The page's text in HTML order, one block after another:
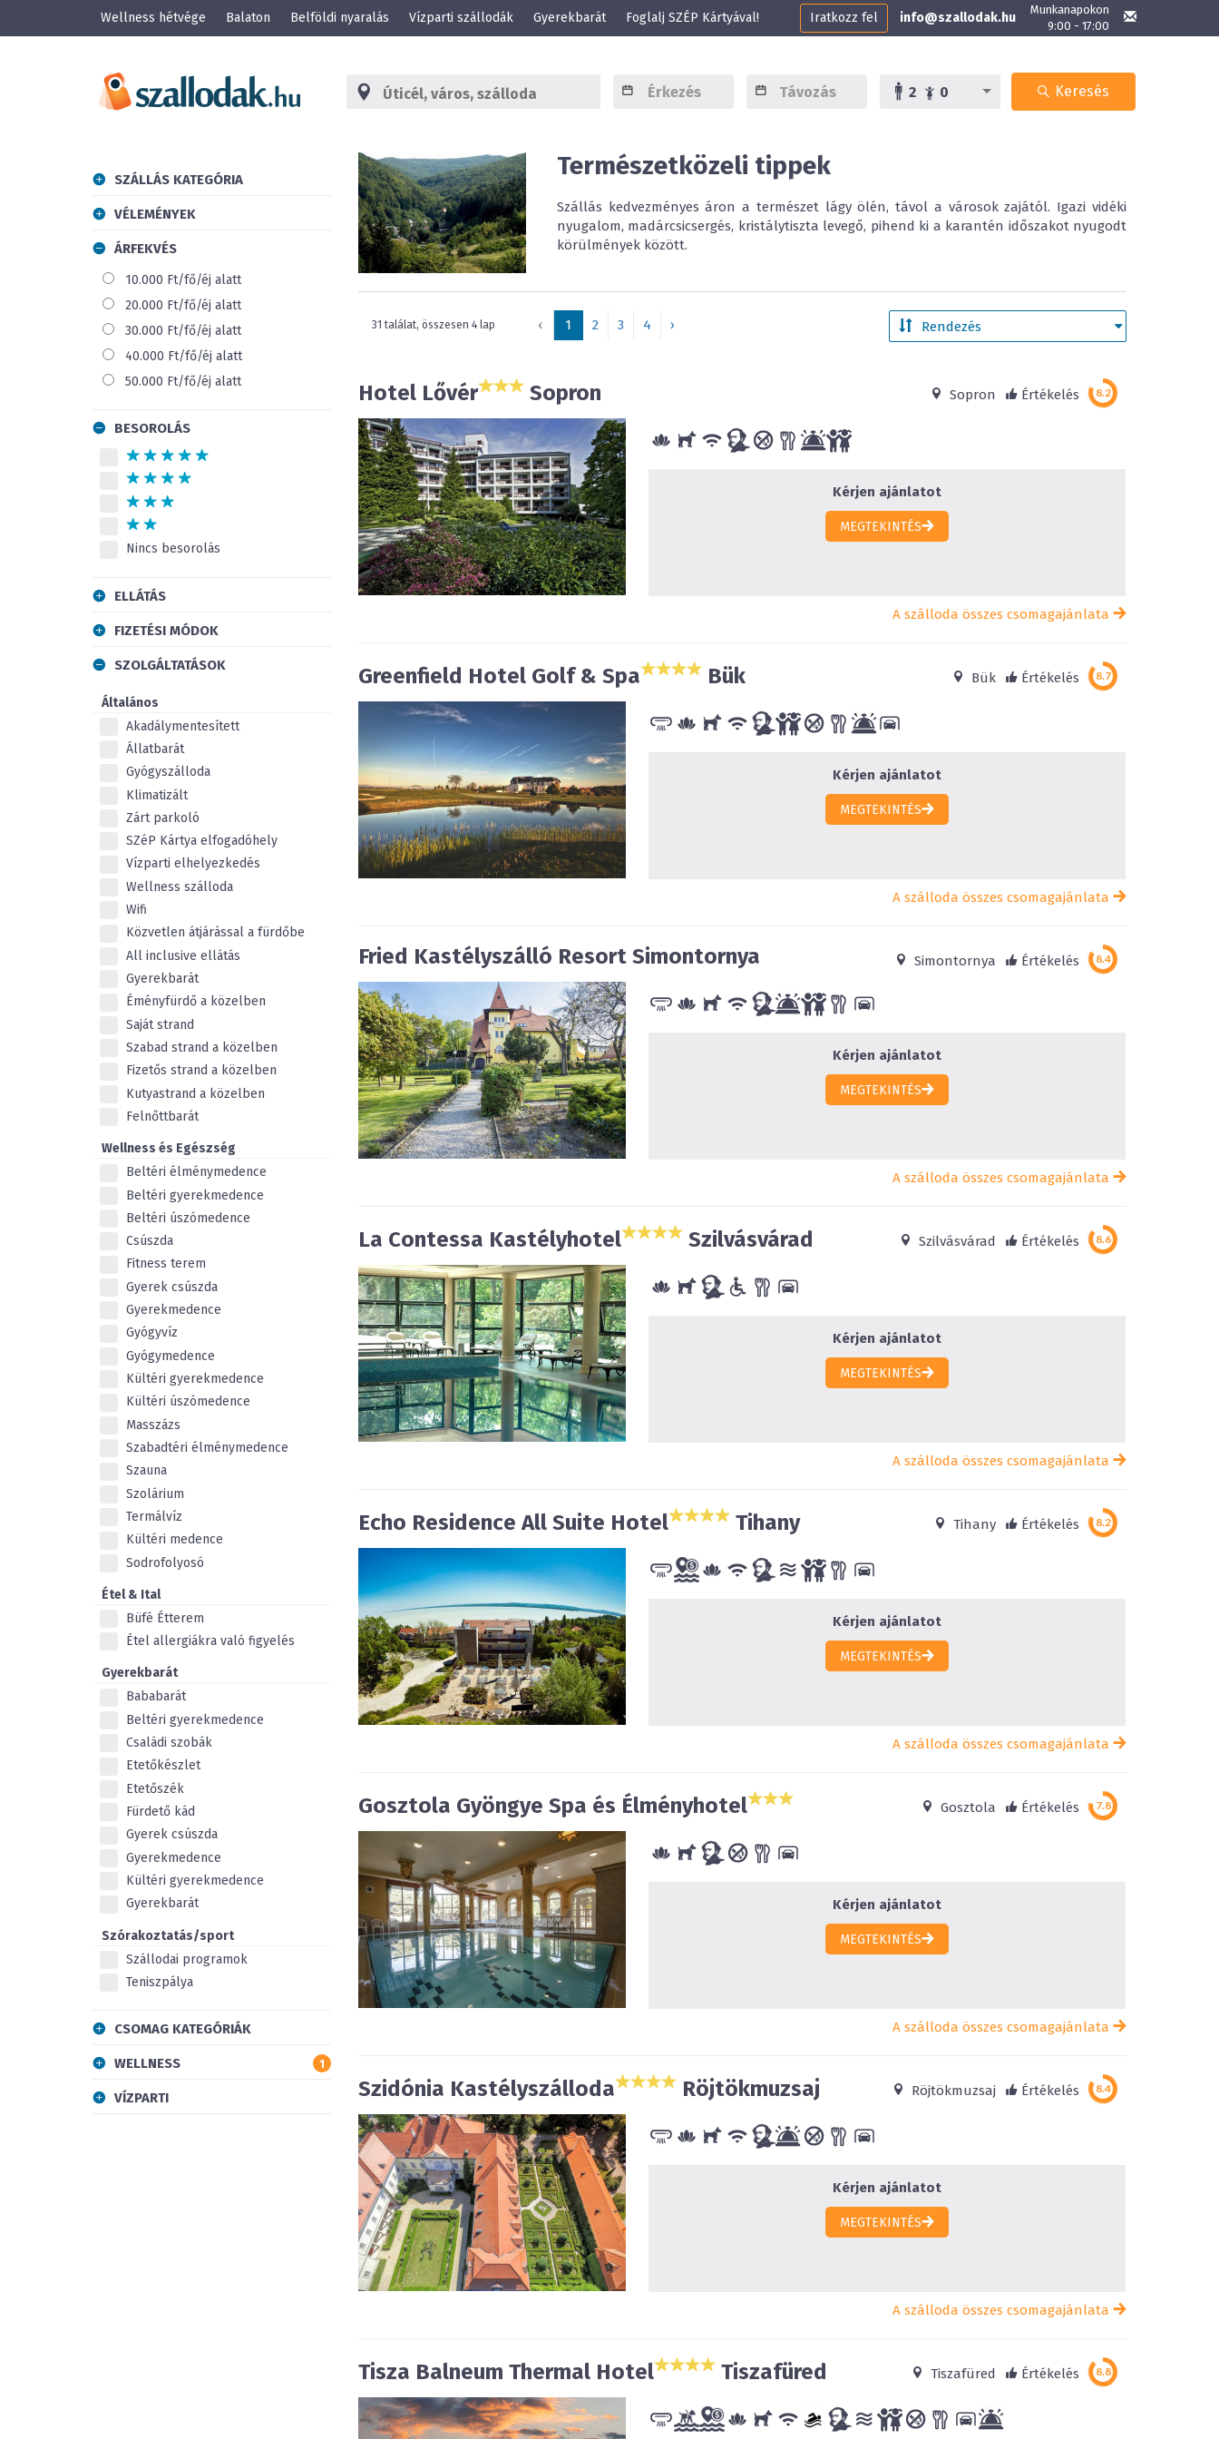
Wellness hétvége Balaton Belföldi nyaralás Vízparti szállodák Gyerekbarát Foglalj SZÉP Kártyával! Iratkozz fel info@szallodak.hu
Munkanapokon
9:00 - 17:00
2 0 Keresés
SZÁLLÁS KATEGÓRIA
VÉLEMÉNYEK
ÁRFEKVÉS
10.000 Ft/fő/éj alatt
20.000 Ft/fő/éj alatt
30.000 Ft/fő/éj alatt
40.000 Ft/fő/éj alatt
50.000 Ft/fő/éj alatt
BESOROLÁS
Nincs besorolás
ELLÁTÁS
FIZETÉSI MÓDOK
SZOLGÁLTATÁSOK
Általános
Akadálymentesített
Állatbarát
Gyógyszálloda
Klimatizált
Zárt parkoló
SZéP Kártya elfogadóhely
Vízparti elhelyezkedés
Wellness szálloda
Wifi
Közvetlen átjárással a fürdőbe
All inclusive ellátás
Gyerekbarát
Éményfürdő a közelben
Saját strand
Szabad strand a közelben
Fizetős strand a közelben
Kutyastrand a közelben
Felnőttbarát
Wellness és Egészség
Beltéri élménymedence
Beltéri gyerekmedence
Beltéri úszómedence
Csúszda
Fitness terem
Gyerek csúszda
Gyerekmedence
Gyógyvíz
Gyógymedence
Kültéri gyerekmedence
Kültéri úszómedence
Masszázs
Szabadtéri élménymedence
Szauna
Szolárium
Termálvíz
Kültéri medence
Sodrofolyosó
Étel & Ital
Büfé Étterem
Étel allergiákra való figyelés
Gyerekbarát
Bababarát
Beltéri gyerekmedence
Családi szobák
Etetőkészlet
Etetőszék
Fürdető kád
Gyerek csúszda
Gyerekmedence
Kültéri gyerekmedence
Gyerekbarát
Szórakoztatás/sport
Szállodai programok
Teniszpálya
CSOMAG KATEGÓRIÁK
WELLNESS 1
VÍZPARTI
Természetközeli tippek
Szállás kedvezményes áron a természet lágy ölén, távol a városok zajától. Igazi vidéki
nyugalom, madárcsicsergés, kristálytiszta levegő, pihend ki a karantén időszakot nyugodt
körülmények között.
31 találat, összesen 4 lap ‹ 1 2 3 4 ›
Hotel Lővér Sopron Sopron Értékelés
Kérjen ajánlatot
MEGTEKINTÉS
A szálloda összes csomagajánlata
Greenfield Hotel Golf & Spa Bük Bük Értékelés
Kérjen ajánlatot
MEGTEKINTÉS
A szálloda összes csomagajánlata
Fried Kastélyszálló ResortSimontornya Simontornya Értékelés
Kérjen ajánlatot
MEGTEKINTÉS
A szálloda összes csomagajánlata
La Contessa Kastélyhotel Szilvásvárad Szilvásvárad Értékelés
Kérjen ajánlatot
MEGTEKINTÉS
A szálloda összes csomagajánlata
Echo Residence All Suite Hotel Tihany Tihany Értékelés
Kérjen ajánlatot
MEGTEKINTÉS
A szálloda összes csomagajánlata
Gosztola Gyöngye Spa és Élményhotel Gosztola Értékelés
Kérjen ajánlatot
MEGTEKINTÉS
A szálloda összes csomagajánlata
Szidónia Kastélyszálloda Röjtökmuzsaj Röjtökmuzsaj Értékelés
Kérjen ajánlatot
MEGTEKINTÉS
A szálloda összes csomagajánlata
Tisza Balneum Thermal Hotel Tiszafüred Tiszafüred Értékelés